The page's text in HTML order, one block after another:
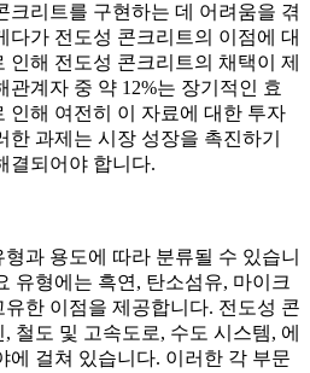
크리트를 구현하는 데 어려움을 겪
다가 전도성 콘크리트의 이점에 대
인해 전도성 콘크리트의 채택이 제
관계자 중 약 12%는 장기적인 효
인해 여전히 이 자료에 대한 투자
과제는 시장 성장을 촉진하기
결되어야 합니다.
과 용도에 따라 분류될 수 있습니
유형에는 흑연, 탄소섬유, 마이크
한 이점을 제공합니다. 전도성 콘
철도 및 고속도로, 수도 시스템, 에
에 걸쳐 있습니다. 이러한 각 부문